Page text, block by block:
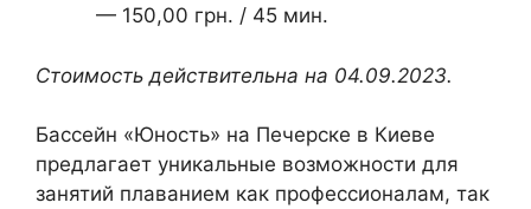
— 150,00 грн. / 45 мин.
Стоимость действительна на 04.09.2023.
Бассейн «Юность» на Печерске в Киеве
предлагает уникальные возможности для
занятий плаванием как профессионалам, так